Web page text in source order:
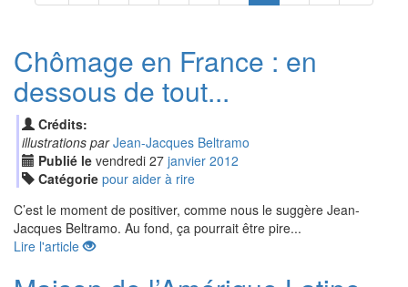
Chômage en France : en
dessous de tout...
Crédits:
illustrations par Jean-Jacques Beltramo
Publié le vendredi 27 janvier 2012
Catégorie pour aider à rire
C’est le moment de positiver, comme nous le suggère Jean-
Jacques Beltramo. Au fond, ça pourrait être pire...
Lire l'article